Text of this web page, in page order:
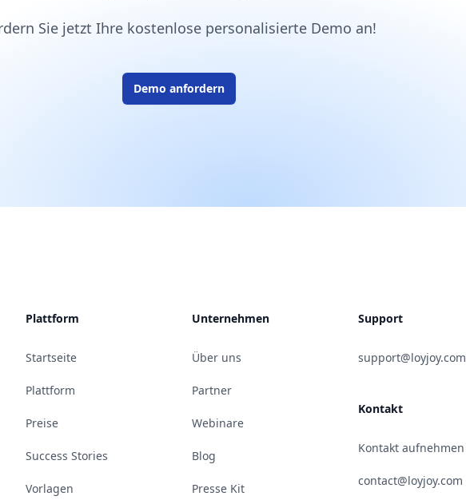
Sie jetzt Ihre kostenlose personalisierte Demo an!
Demo anfordern
Plattform
Startseite
Plattform
Preise
Success Stories
Vorlagen
Unternehmen
Über uns
Partner
Webinare
Blog
Presse Kit
Support
support@loyjoy.com
Kontakt
Kontakt aufnehmen
contact@loyjoy.com